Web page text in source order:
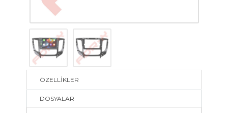
ÖZELLİKLER
DOSYALAR